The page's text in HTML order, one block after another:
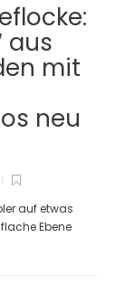
aus
mit
neu
auf etwas
Ebene